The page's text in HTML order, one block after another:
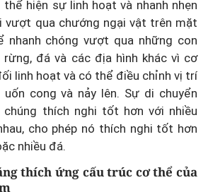
hiện sự linh hoạt và nhanh nhẹn
vượt qua chướng ngại vật trên mặt
nhanh chóng vượt qua những con
đá và các địa hình khác vì cơ
linh hoạt và có thể điều chỉnh vị trí
cong và nảy lên. Sự di chuyển
chúng thích nghi tốt hơn với nhiều
cho phép nó thích nghi tốt hơn
nhiều đá.
thích ứng cấu trúc cơ thể của